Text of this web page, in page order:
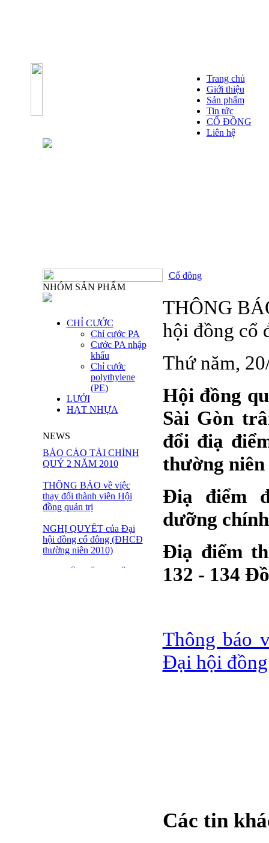
Trang chủ
Giới thiệu
Sản phẩm
Tin tức
CỔ ĐÔNG
Liên hệ
NHÓM SẢN PHẨM
CHỈ CƯỚC
Chỉ cước PA
Cước PA nhập
khẩu
Chỉ cước
polythylene
(PE)
LƯỚI
HẠT NHỰA
NEWS
BÁO CÁO TÀI CHÍNH
QUÝ 2 NĂM 2010
THÔNG BÁO về việc
thay đổi thành viên Hội
đồng quản trị
NGHỊ QUYẾT của Đại
hội đồng cổ đông (ĐHCĐ
thường niên 2010)
Cổ đông
THÔNG
hội đồng cổ
Thứ năm,
Hội đồng
Sài Gòn
đổi điạ
thường
Điạ điểm
dưỡng
Điạ điểm
132 - 134
Thông báo
Đại hội
Các tin